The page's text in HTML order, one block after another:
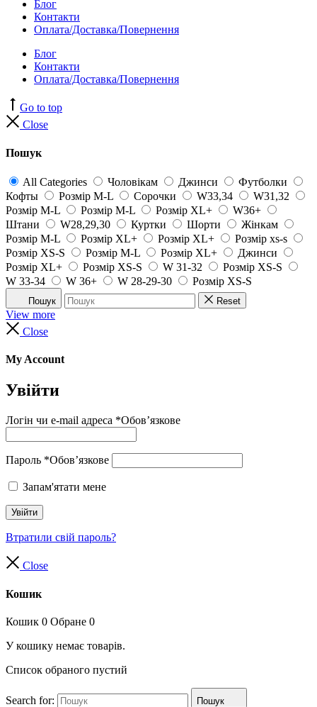
Блог
Контакти
Оплата/Доставка/Повернення
Блог
Контакти
Оплата/Доставка/Повернення
Go to top
Close
Пошук
All Categories Чоловікам Джинси
Футболки
Кофты
Розмір M-L Сорочки W33,34
W31,32
Розмір M-L
Розмір M-L Розмір XL+
W36+
Штани
W28,29,30 Куртки Шорти
Жінкам
Розмір M-L
Розмір XL+ Розмір XL+
Розмір xs-s
Розмір XS-S
Розмір M-L Розмір XL+
Джинси
Розмір XL+
Розмір XS-S W 31-32
Розмір XS-S
W 33-34
W 36+ W 28-29-30 Розмір XS-S
Пошук Reset
View more
Close
My Account
Увійти
Логін чи e-mail адреса *Обов’язкове
Пароль *Обов’язкове
Запам'ятати мене
Увійти
Втратили свій пароль?
Close
Кошик
Кошик 0 Обране 0
У кошику немає товарів.
Список обраного пустий
Search for: Пошук